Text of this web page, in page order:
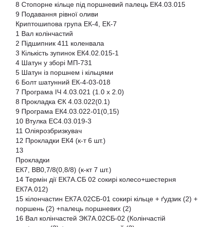
8 Стопорне кільце під поршневий палець ЕК4.03.015
9 Подавання рівної оливи
Криптошипова група ЕК-4, ЕК-7
1 Вал колінчастий
2 Підшипник 411 коленвала
3 Кількість зупинок ЕК4.02.015-1
4 Шатун у зборі МП-731
5 Шатун із поршнем і кільцями
6 Болт шатунний ЕК-4-03-018
7 Програма ІЧ 4.03.021 (1.0 х 2.0)
8 Прокладка ЄК 4.03.022(0.1)
9 Програма ЕК4.03.022-01(0,15)
10 Втулка ЕС4.03.019-3
11 Оліярозбризкувач
12 Прокладки ЕК4 (к-т 6 шт.)
13
Прокладки
ЕК7, ВВ0,7/8(0,8/8) (к-кт 7 шт.)
14 Термін дії ЕК7А.СБ 02 сокирі колесо+шестерня
ЕК7А.012)
15 кілончастин ЕК7А.02СБ-01 сокирі кільце + ґудзик (2) +
поршень (2) +палець поршневих (2)
16 Вал колінчастей ЭК7А.02СБ-02 (Колінчастій